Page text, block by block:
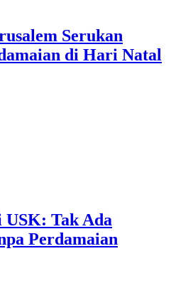
Serukan
di Hari Natal
Tak Ada
Perdamaian